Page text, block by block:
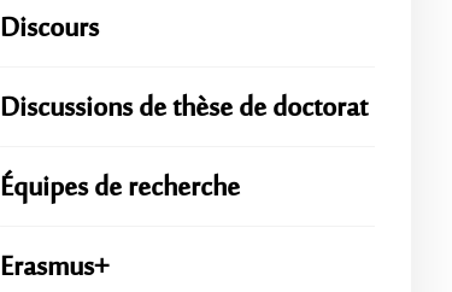
Discours
Discussions de thèse de doctorat
Équipes de recherche
Erasmus+